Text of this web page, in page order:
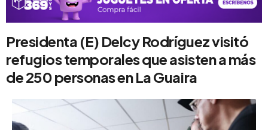
Presidenta (E) Delcy Rodríguez visitó
refugios temporales que asisten a más
de 250 personas en La Guaira